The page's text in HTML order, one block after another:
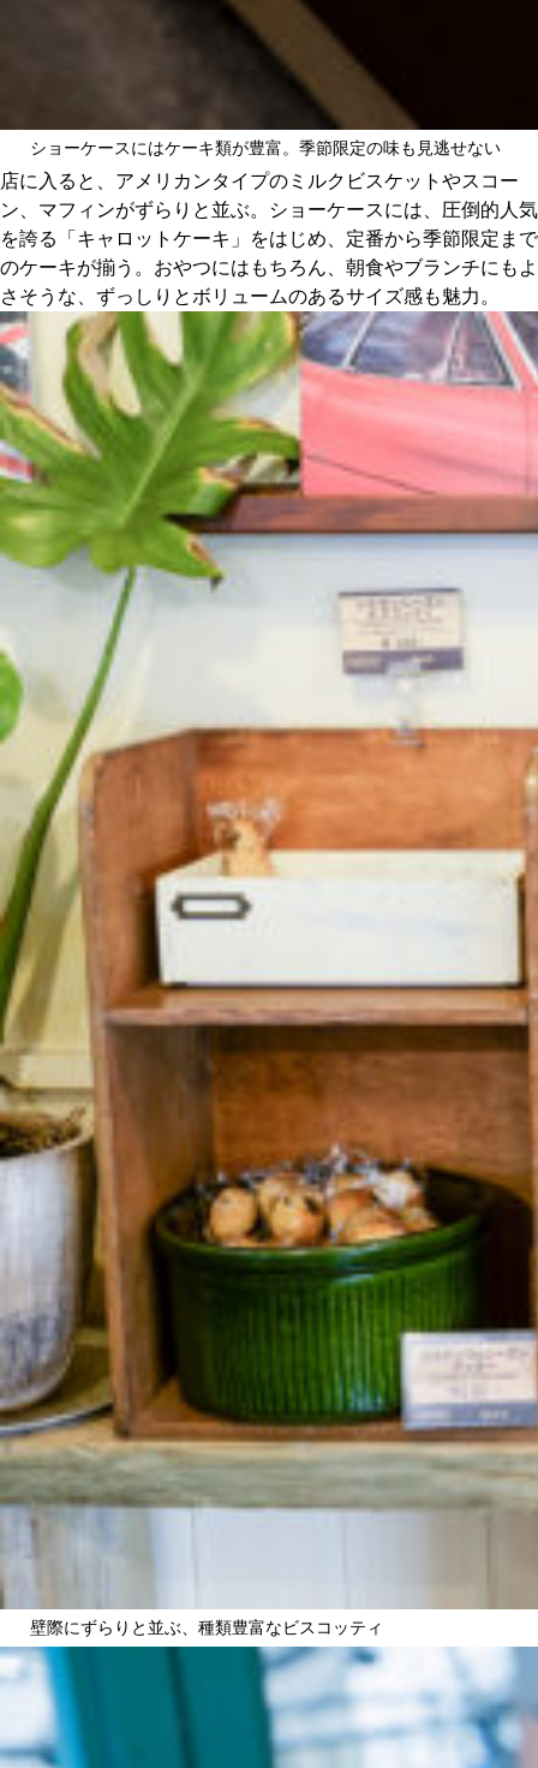
ショーケースにはケーキ類が豊富。季節限定の味も見逃せない
店に入ると、アメリカンタイプのミルクビスケットやスコー
ン、マフィンがずらりと並ぶ。ショーケースには、圧倒的人気
を誇る「キャロットケーキ」をはじめ、定番から季節限定まで
のケーキが揃う。おやつにはもちろん、朝食やブランチにもよ
さそうな、ずっしりとボリュームのあるサイズ感も魅力。
壁際にずらりと並ぶ、種類豊富なビスコッティ